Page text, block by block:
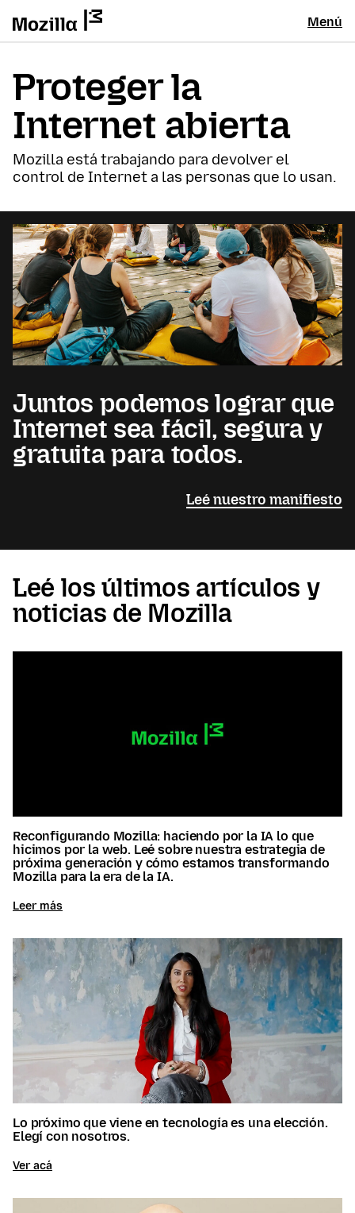
Menú
Proteger la
Internet abierta
Mozilla está trabajando para devolver el
control de Internet a las personas que lo usan.
Juntos podemos lograr que
Internet sea fácil, segura y
gratuita para todos.
Leé nuestro manifiesto
Leé los últimos artículos y
noticias de Mozilla
Reconfigurando Mozilla: haciendo por la IA lo que
hicimos por la web. Leé sobre nuestra estrategia de
próxima generación y cómo estamos transformando
Mozilla para la era de la IA.
Leer más
Lo próximo que viene en tecnología es una elección.
Elegí con nosotros.
Ver acá